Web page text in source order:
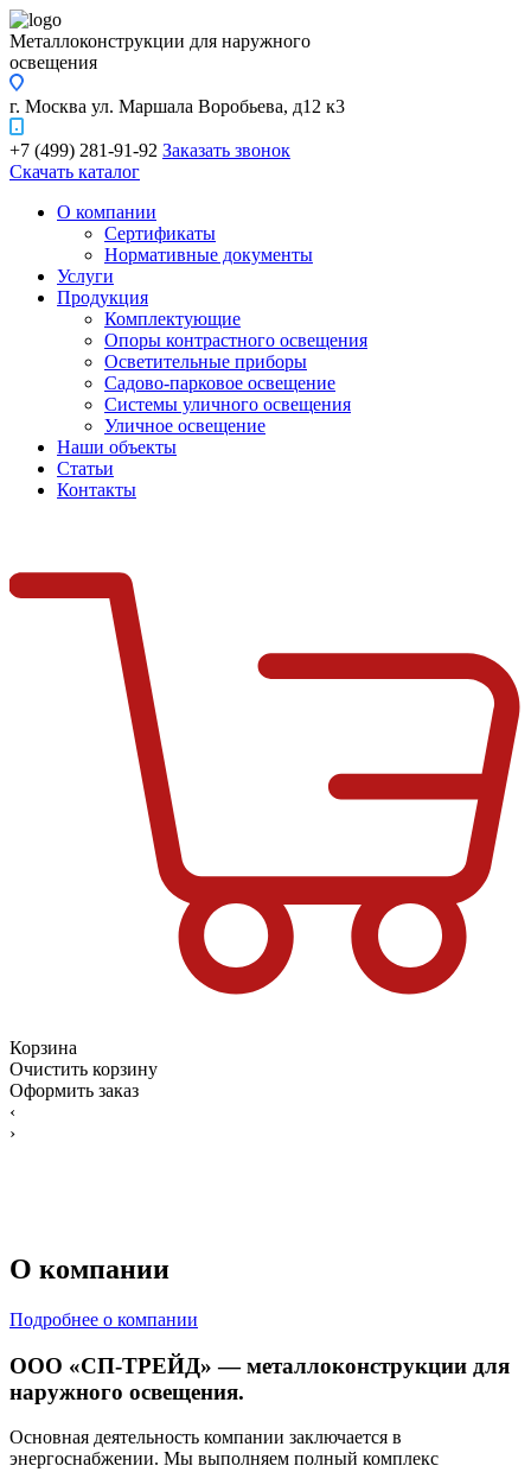
Металлоконструкции для наружного
освещения
г. Москва ул. Маршала Воробьева, д12 к3
+7 (499) 281-91-92 Заказать звонок
Скачать каталог
О компании
Сертификаты
Нормативные документы
Услуги
Продукция
Комплектующие
Опоры контрастного освещения
Осветительные приборы
Садово-парковое освещение
Системы уличного освещения
Уличное освещение
Наши объекты
Статьи
Контакты
Корзина
Очистить корзину
Оформить заказ
‹
›
О компании
Подробнее о компании
ООО «СП-ТРЕЙД» — металлоконструкции для
наружного освещения.
Основная деятельность компании заключается в
энергоснабжении. Мы выполняем полный комплекс